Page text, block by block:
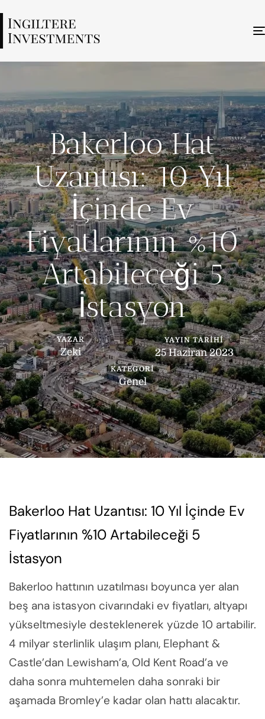
Bakerloo Hat
Uzantısı: 10 Yıl
İçinde Ev
Fiyatlarının %10
Artabileceği 5
İstasyon
YAZAR
Zeki
YAYIN TARIHI
25 Haziran 2023
KATEGORI
Genel
Bakerloo Hat Uzantısı: 10 Yıl İçinde Ev
Fiyatlarının %10 Artabileceği 5
İstasyon
Bakerloo hattının uzatılması boyunca yer alan
beş ana istasyon civarındaki ev fiyatları, altyapı
yükseltmesiyle desteklenerek yüzde 10 artabilir.
4 milyar sterlinlik ulaşım planı, Elephant &
Castle’dan Lewisham’a, Old Kent Road’a ve
daha sonra muhtemelen daha sonraki bir
aşamada Bromley’e kadar olan hattı alacaktır.